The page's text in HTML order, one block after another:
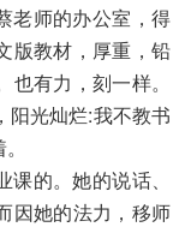
师的办公室，得
版教材，厚重，铅
有力，刻一样。
阳光灿烂:我不教书
的。她的说话、
因她的法力，移师